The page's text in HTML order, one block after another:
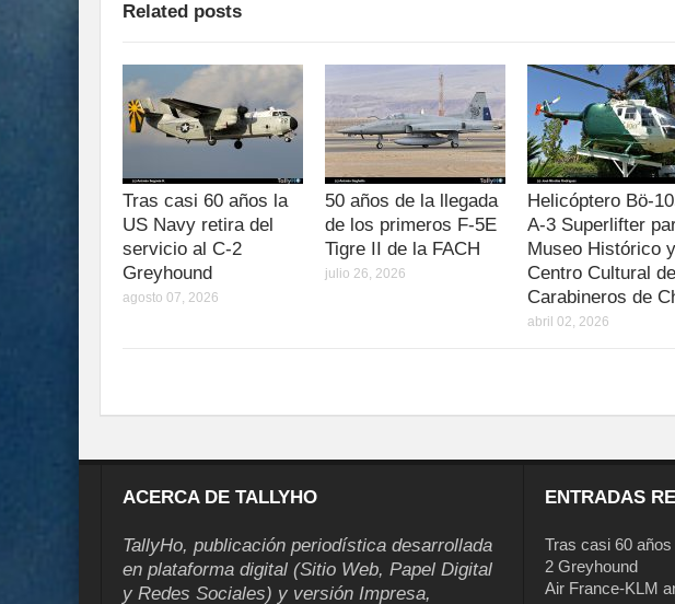
Related posts
Tras casi 60 años la
US Navy retira del
servicio al C-2
Greyhound
agosto 07, 2026
50 años de la llegada
de los primeros F-5E
Tigre II de la FACH
julio 26, 2026
Helicóptero Bö-
A-3 Superlifter
Museo Histórico y
Centro Cultural de
Carabineros de
abril 02, 2026
ACERCA DE TALLYHO
TallyHo, publicación periodística desarrollada
en plataforma digital (Sitio Web, Papel Digital
y Redes Sociales) y versión Impresa,
ENTRADAS
Tras casi 60
2 Greyhound
Air France-KLM